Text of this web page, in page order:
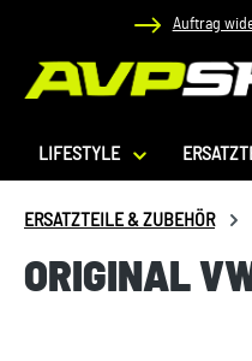
Hauptinhalt springen
Zur Suche springen
Zur Hauptnavigation springen
Auftrag
LIFESTYLE
ERSATZTEILE & ZUBEHÖR
ORIGINAL